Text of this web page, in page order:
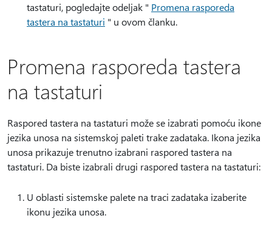
tastaturi, pogledajte odeljak " Promena rasporeda
tastera na tastaturi " u ovom članku.
Promena rasporeda tastera
na tastaturi
Raspored tastera na tastaturi može se izabrati pomoću ikone
jezika unosa na sistemskoj paleti trake zadataka. Ikona jezika
unosa prikazuje trenutno izabrani raspored tastera na
tastaturi. Da biste izabrali drugi raspored tastera na tastaturi:
U oblasti sistemske palete na traci zadataka izaberite
ikonu jezika unosa.